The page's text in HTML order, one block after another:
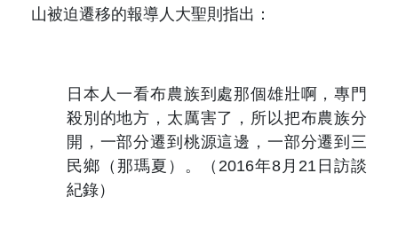
山被迫遷移的報導人大聖則指出：
日本人一看布農族到處那個雄壯啊，專門
殺別的地方，太厲害了，所以把布農族分
開，一部分遷到桃源這邊，一部分遷到三
民鄉（那瑪夏）。（2016年8月21日訪談
紀錄）